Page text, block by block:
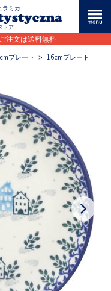
ラミカ
トア
注文は送料無料
プレート > 16cmプレート